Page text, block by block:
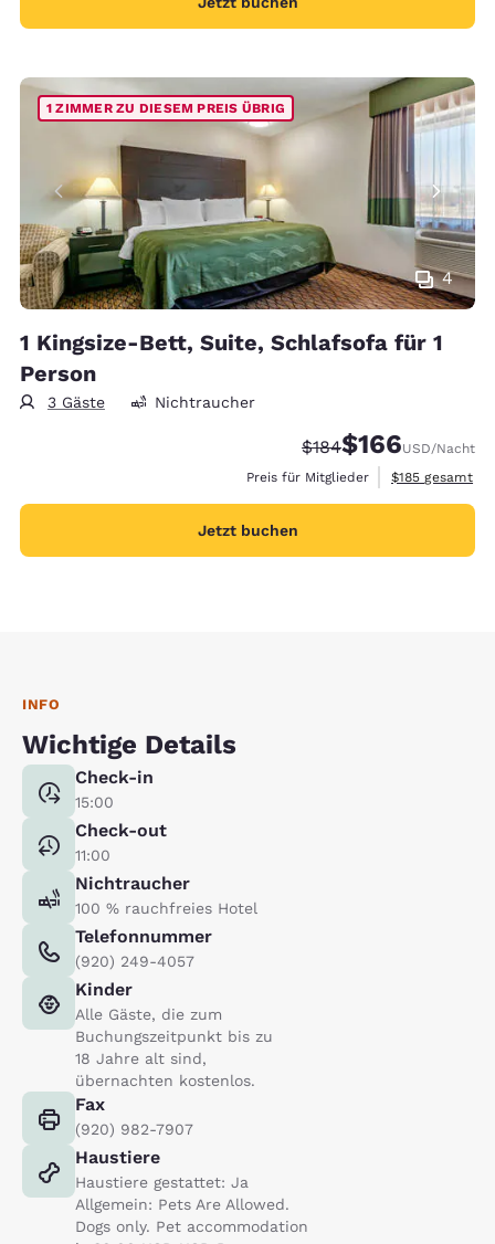
4
1 ZIMMER ZU DIESEM PREIS ÜBRIG
1 Kingsize-Bett, Suite, Schlafsofa für 1
Person
3 Gäste Nichtraucher
Durchgestrichener
$184Vergünstigter
$166USD/Nacht
Preis für Mitglieder
Geschätzte
$185 gesamt
Jetzt buchen
INFO
Wichtige Details
Check-in
15:00
Check-out
11:00
Nichtraucher
100 % rauchfreies Hotel
Telefonnummer
(920) 249-4057
Kinder
Alle Gäste, die zum
Buchungszeitpunkt bis zu
18 Jahre alt sind,
übernachten kostenlos.
Fax
(920) 982-7907
Haustiere
Haustiere gestattet: Ja
Allgemein: Pets Are Allowed.
Dogs only. Pet accommodation